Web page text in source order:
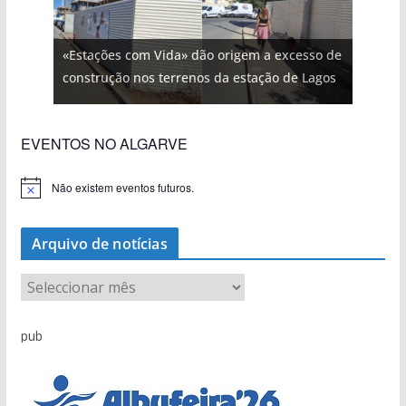
«Estações com Vida» dão origem a excesso de
construção nos terrenos da estação de Lagos
EVENTOS NO ALGARVE
Não existem eventos futuros.
Arquivo de notícias
r
q
pub